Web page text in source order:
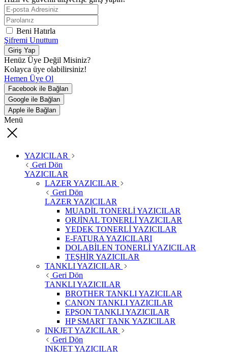
Beni Hatırla
Şifremi Unuttum
Giriş Yap
Henüz Üye Değil Misiniz?
Kolayca üye olabilirsiniz!
Hemen Üye Ol
Facebook ile Bağlan
Google ile Bağlan
Apple ile Bağlan
Menü
YAZICILAR
Geri Dön
YAZICILAR
LAZER YAZICILAR
Geri Dön
LAZER YAZICILAR
MUADİL TONERLİ YAZICILAR
ORJİNAL TONERLİ YAZICILAR
YEDEK TONERLİ YAZICILAR
E-FATURA YAZICILARI
DOLABİLEN TONERLİ YAZICILAR
TEŞHİR YAZICILAR
TANKLI YAZICILAR
Geri Dön
TANKLI YAZICILAR
BROTHER TANKLI YAZICILAR
CANON TANKLI YAZICILAR
EPSON TANKLI YAZICILAR
HP SMART TANK YAZICILAR
INKJET YAZICILAR
Geri Dön
INKJET YAZICILAR